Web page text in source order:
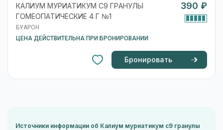
КАЛИУМ МУРИАТИКУМ C9 ГРАНУЛЫ
ГОМЕОПАТИЧЕСКИЕ 4 Г №1
БУАРОН
ЦЕНА ДЕЙСТВИТЕЛЬНА ПРИ БРОНИРОВАНИИ
390 ₽
Бронировать
Источники информации об Калиум муриатикум c9 гранулы